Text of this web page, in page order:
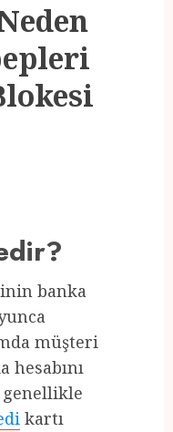
banka
müşteri
hesabını
genellikle
kartı